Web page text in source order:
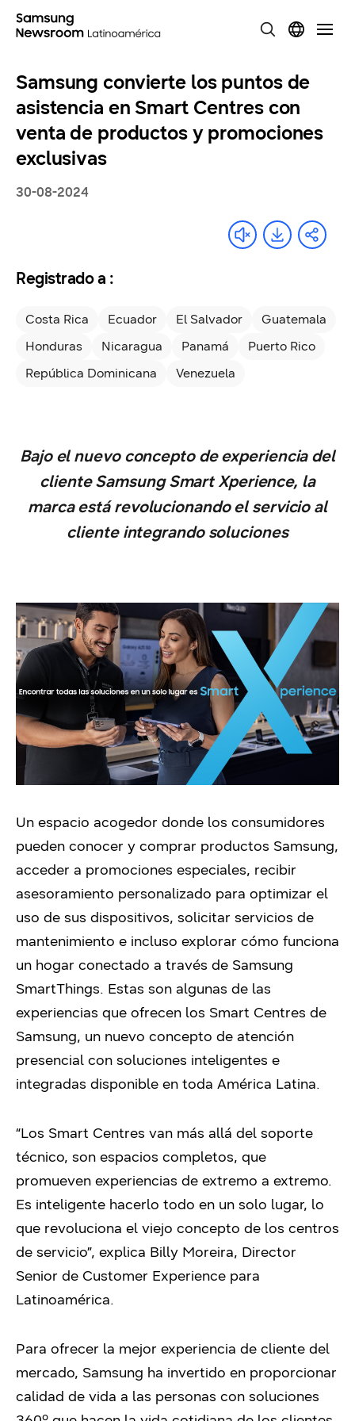
Samsung convierte los puntos de
asistencia en Smart Centres con
venta de productos y promociones
exclusivas
30-08-2024
Registrado a :
Costa Rica Ecuador El Salvador
Guatemala
Honduras
Nicaragua Panamá
Puerto Rico
República Dominicana
Venezuela
Bajo el nuevo concepto de experiencia del
cliente Samsung Smart Xperience, la
marca está revolucionando el servicio al
cliente integrando soluciones
Un espacio acogedor donde los consumidores
pueden conocer y comprar productos Samsung,
acceder a promociones especiales, recibir
asesoramiento personalizado para optimizar el
uso de sus dispositivos, solicitar servicios de
mantenimiento e incluso explorar cómo funciona
un hogar conectado a través de Samsung
SmartThings. Estas son algunas de las
experiencias que ofrecen los Smart Centres de
Samsung, un nuevo concepto de atención
presencial con soluciones inteligentes e
integradas disponible en toda América Latina.
“Los Smart Centres van más allá del soporte
técnico, son espacios completos, que
promueven experiencias de extremo a extremo.
Es inteligente hacerlo todo en un solo lugar, lo
que revoluciona el viejo concepto de los centros
de servicio”, explica Billy Moreira, Director
Senior de Customer Experience para
Latinoamérica.
Para ofrecer la mejor experiencia de cliente del
mercado, Samsung ha invertido en proporcionar
calidad de vida a las personas con soluciones